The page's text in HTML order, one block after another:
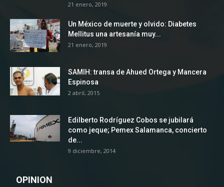
21 enero, 2019
Un México de muerte y olvido: Diabetes
Mellitus una artesanía muy...
21 enero, 2019
SAMIH: transa de Ahued Ortega y Mancera
Espinosa
2 abril, 2015
Edilberto Rodríguez Cobos se jubilará
como jeque; Pemex Salamanca, concierto
de...
9 diciembre, 2014
OPINION